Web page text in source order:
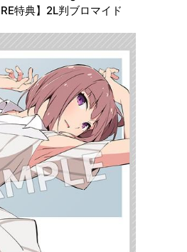
特典】2L判ブロマイド